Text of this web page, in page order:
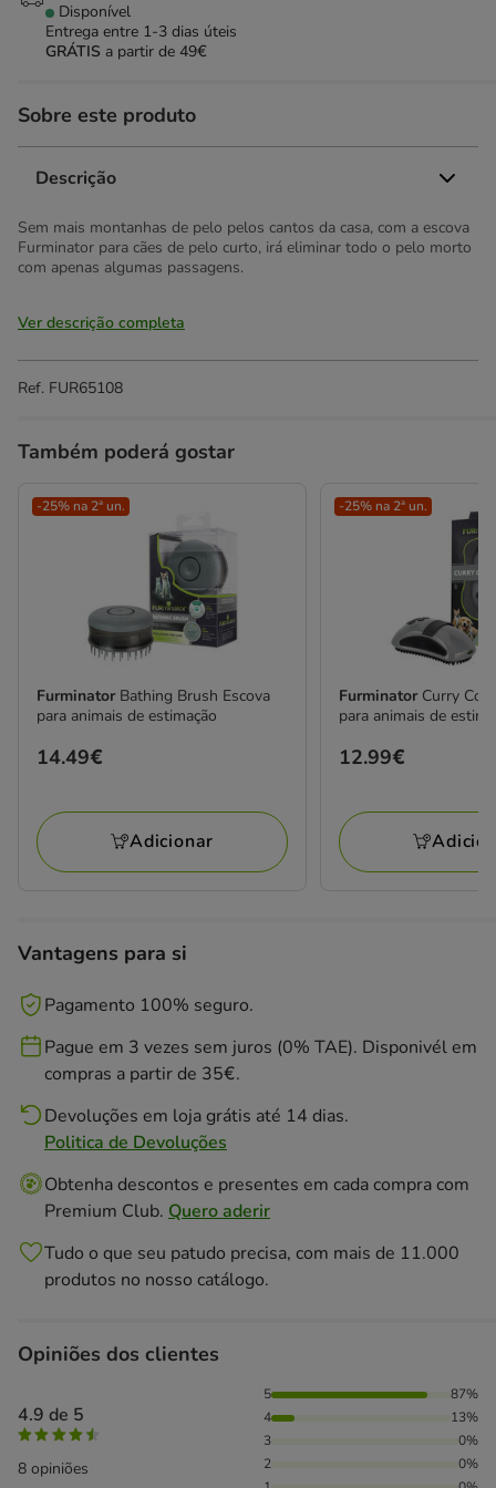
Disponível
Entrega entre 1-3 dias úteis
GRÁTIS a partir de 49€
Sobre este produto
Descrição
Sem mais montanhas de pelo pelos cantos da casa, com a escova
Furminator para cães de pelo curto, irá eliminar todo o pelo morto
com apenas algumas passagens.
Ver descrição completa
Ref. FUR65108
Também poderá gostar
-25% na 2ª un.
Furminator Bathing Brush Escova
para animais de estimação
Preço
14.49€
Adicionar
-25% na 2ª un.
Furminator Curry
para animais de
Preço
12.99€
Vantagens para si
Pagamento 100% seguro.
Pague em 3 vezes sem juros (0% TAE). Disponivél em
compras a partir de 35€.
Devoluções em loja grátis até 14 dias.
Politica de Devoluções
Obtenha descontos e presentes em cada compra com
Premium Club. Quero aderir
Tudo o que seu patudo precisa, com mais de 11.000
produtos no nosso catálogo.
Opiniões dos clientes
4.9 de 5
8 opiniões
87% das pessoas avaliaram com 5 estrelas, 13% das
5
87%
4
13%
3
0%
2
0%